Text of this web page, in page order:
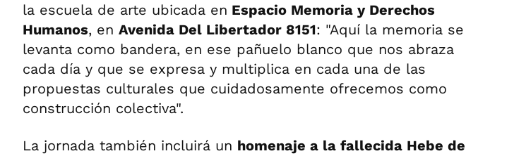
la escuela de arte ubicada en Espacio Memoria y Derechos
Humanos, en Avenida Del Libertador 8151: "Aquí la memoria se
levanta como bandera, en ese pañuelo blanco que nos abraza
cada día y que se expresa y multiplica en cada una de las
propuestas culturales que cuidadosamente ofrecemos como
construcción colectiva".
La jornada también incluirá un homenaje a la fallecida Hebe de